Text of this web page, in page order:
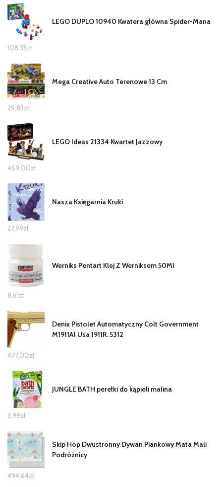
LEGO DUPLO 10940 Kwatera główna Spider-Mana
108,33zł
Mega Creative Auto Terenowe 13 Cm
29,83zł
LEGO Ideas 21334 Kwartet Jazzowy
459,00zł
Nasza Księgarnia Kruki
27,99zł
Werniks Pentart Klej Z Werniksem 50Ml
8,61zł
Denix Pistolet Automatyczny Colt Government
M1911A1 Usa 1911R. 5312
477,00zł
JUNGLE BATH perełki do kąpieli malina
3,99zł
Skip Hop Dwustronny Dywan Piankowy Mata Mali
Podróżnicy
494,64zł